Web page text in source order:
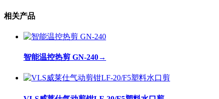
相关产品
智能温控热剪 GN-240→